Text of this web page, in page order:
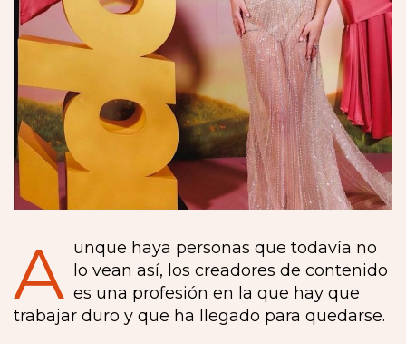
A unque haya personas que todavía no
lo vean así, los creadores de contenido
es una profesión en la que hay que
trabajar duro y que ha llegado para quedarse.